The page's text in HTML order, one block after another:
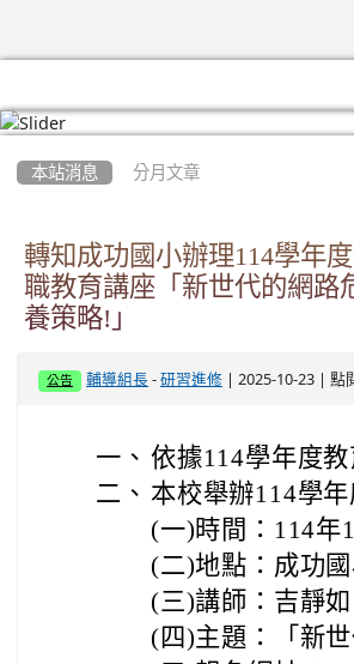
本站消息 分月文章
轉知成功國小辦理114學年
職教育講座「新世代的網路
養策略!」
公告 輔導組長 -研習進修 | 2025-10-23 | 點
一、 依據114學年度
二、 本校舉辦114學
(一)時間：114年
(二)地點：成功
(三)講師：吉靜
(四)主題：「新